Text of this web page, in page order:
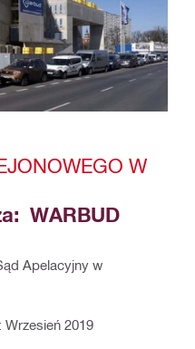
W
WARBUD
Apelacyjny w
2019